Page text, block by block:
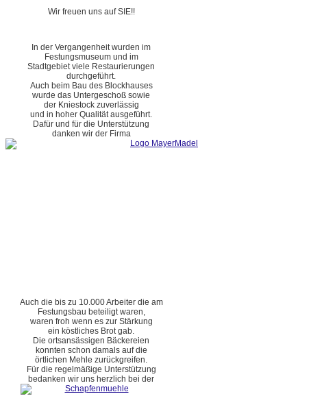
Wir freuen uns auf SIE!!
In der Vergangenheit wurden im
Festungsmuseum und im
Stadtgebiet viele Restaurierungen
durchgeführt.
Auch beim Bau des Blockhauses
wurde das Untergeschoß sowie
der Kniestock zuverlässig
und in hoher Qualität ausgeführt.
Dafür und für die Unterstützung
danken wir der Firma
Auch die bis zu 10.000 Arbeiter die am
Festungsbau beteiligt waren,
waren froh wenn es zur Stärkung
ein köstliches Brot gab.
Die ortsansässigen Bäckereien
konnten schon damals auf die
örtlichen Mehle zurückgreifen.
Für die regelmäßige Unterstützung
bedanken wir uns herzlich bei der